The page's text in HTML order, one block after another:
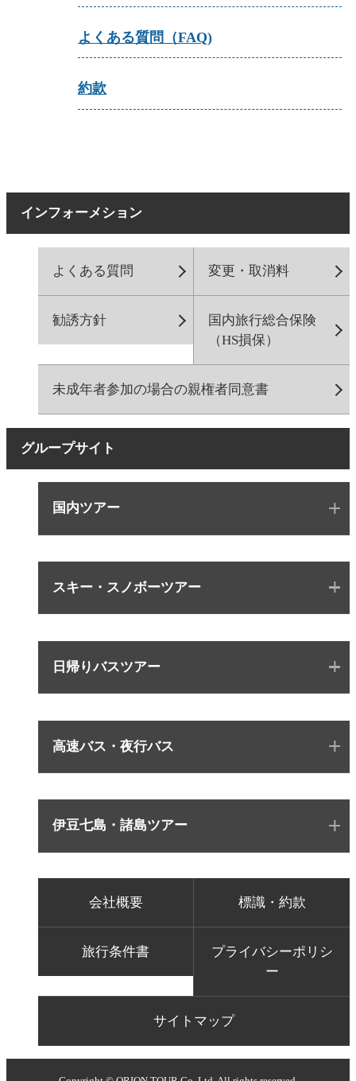
よくある質問（FAQ)
約款
インフォーメション
よくある質問 変更・取消料
勧誘方針
国内旅行総合保険
（HS損保）
未成年者参加の場合の親権者同意書
グループサイト
国内ツアー
スキー・スノボーツアー
日帰りバスツアー
高速バス・夜行バス
伊豆七島・諸島ツアー
会社概要 標識・約款
旅行条件書
プライバシーポリシ
ー
サイトマップ